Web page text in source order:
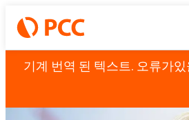
기계 번역 된 텍스트. 오류가